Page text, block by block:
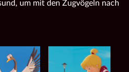
um mit den Zugvögeln nach